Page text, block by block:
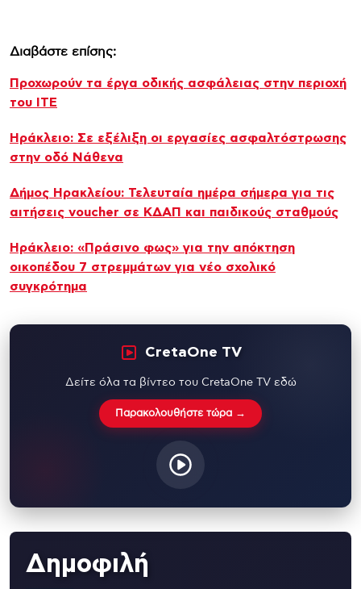
Διαβάστε επίσης:
Προχωρούν τα έργα οδικής ασφάλειας στην περιοχή
του ΙΤΕ
Ηράκλειο: Σε εξέλιξη οι εργασίες ασφαλτόστρωσης
στην οδό Νάθενα
Δήμος Ηρακλείου: Τελευταία ημέρα σήμερα για τις
αιτήσεις voucher σε ΚΔΑΠ και παιδικούς σταθμούς
Ηράκλειο: «Πράσινο φως» για την απόκτηση
οικοπέδου 7 στρεμμάτων για νέο σχολικό
συγκρότημα
CretaOne TV
Δείτε όλα τα βίντεο του CretaOne TV εδώ
Παρακολουθήστε τώρα →
Δημοφιλή